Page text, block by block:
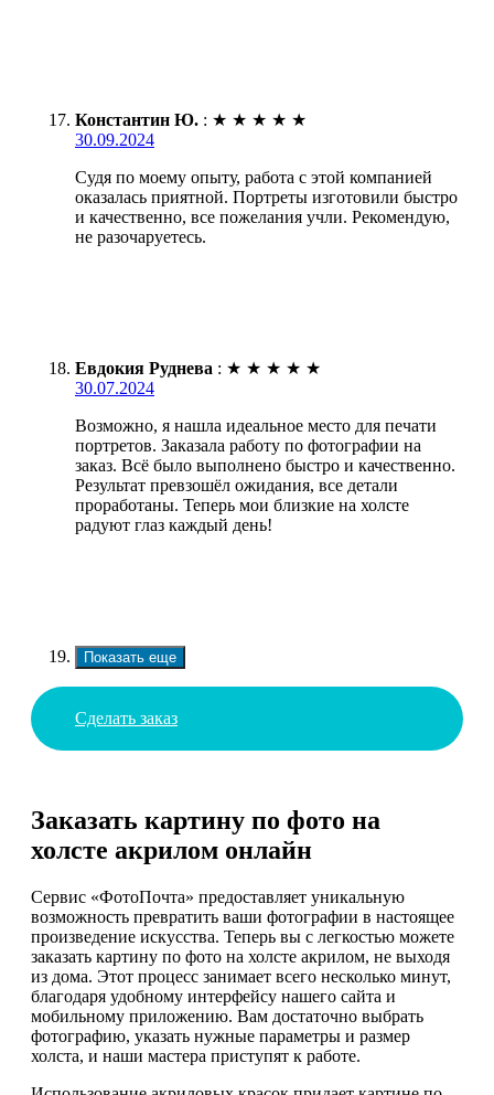
Константин Ю. : ★ ★ ★ ★ ★
30.09.2024
Судя по моему опыту, работа с этой компанией
оказалась приятной. Портреты изготовили быстро
и качественно, все пожелания учли. Рекомендую,
не разочаруетесь.
Евдокия Руднева : ★ ★ ★ ★ ★
30.07.2024
Возможно, я нашла идеальное место для печати
портретов. Заказала работу по фотографии на
заказ. Всё было выполнено быстро и качественно.
Результат превзошёл ожидания, все детали
проработаны. Теперь мои близкие на холсте
радуют глаз каждый день!
Показать еще
Сделать заказ
Заказать картину по фото на
холсте акрилом онлайн
Сервис «ФотоПочта» предоставляет уникальную
возможность превратить ваши фотографии в настоящее
произведение искусства. Теперь вы с легкостью можете
заказать картину по фото на холсте акрилом, не выходя
из дома. Этот процесс занимает всего несколько минут,
благодаря удобному интерфейсу нашего сайта и
мобильному приложению. Вам достаточно выбрать
фотографию, указать нужные параметры и размер
холста, и наши мастера приступят к работе.